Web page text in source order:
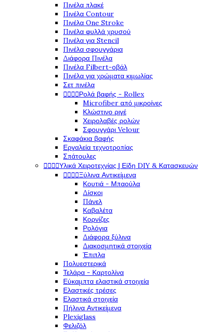
Πινέλα πλακέ
Πινέλα Contour
Πινέλα One Stroke
Πινέλα φυλλά χρυσού
Πινέλα για Stencil
Πινέλα σφουγγάρια
Διάφορα Πινέλα
Πινέλα Filbert-οβάλ
Πινέλα για χρώματα κιμωλίας
Σετ πινέλα
Ρολά βαφής - Rollex
Microfiber από μικροίνες
Κλώστινο ριγέ
Χειρολαβές ρολών
Σφουγγάρι Velour
Σκαφάκια βαφής
Εργαλεία τεχνοτροπίας
Σπάτουλες
Υλικά Χειροτεχνίας | Είδη DIY & Κατασκευών
Ξύλινα Αντικείμενα
Κουτιά - Μπαούλα
Δίσκοι
Πάνελ
Καβαλέτα
Κορνίζες
Ρολόγια
Διάφορα ξύλινα
Διακοσμητικά στοιχεία
Έπιπλα
Πολυεστερικά
Τελάρα - Καρτολίνα
Εύκαμπτα ελαστικά στοιχεία
Ελαστικές τρέσες
Ελαστικά στοιχεία
Πήλινα Αντικείμενα
Plexiglass
Φελιζόλ